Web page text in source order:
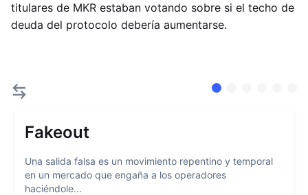
titulares de MKR estaban votando sobre si el techo de
deuda del protocolo debería aumentarse.
Fakeout
Una salida falsa es un movimiento repentino y temporal
en un mercado que engaña a los operadores
haciéndole...